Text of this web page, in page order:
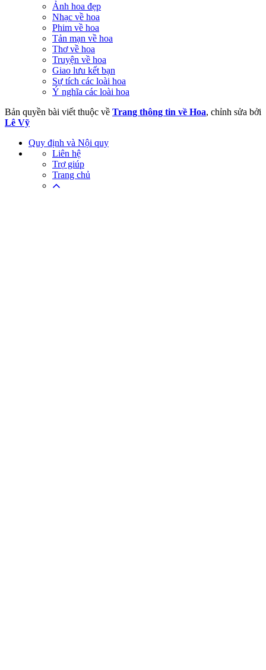
Ảnh hoa đẹp
Nhạc về hoa
Phim về hoa
Tản mạn về hoa
Thơ về hoa
Truyện về hoa
Giao lưu kết bạn
Sự tích các loài hoa
Ý nghĩa các loài hoa
Bản quyền bài viết thuộc về Trang thông tin về Hoa, chỉnh sửa bởi
Lê Vỹ
Quy định và Nội quy
Liên hệ
Trợ giúp
Trang chủ